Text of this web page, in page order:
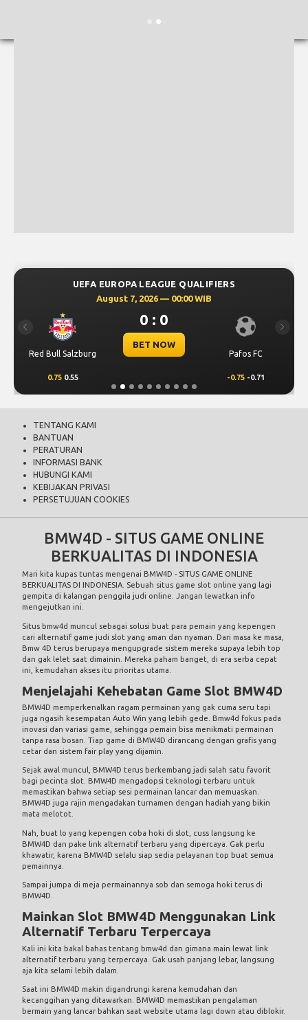
UEFA EUROPA LEAGUE QUALIFIERS
August 7, 2026 — 00:00 WIB
Red Bull Salzburg
0 : 0
BET NOW
Pafos FC
0.75 0.55 -0.75 -0.71
Previous Next
TENTANG KAMI
BANTUAN
PERATURAN
INFORMASI BANK
HUBUNGI KAMI
KEBIJAKAN PRIVASI
PERSETUJUAN COOKIES
BMW4D - SITUS GAME ONLINE
BERKUALITAS DI INDONESIA
Mari kita kupas tuntas mengenai BMW4D - SITUS GAME ONLINE
BERKUALITAS DI INDONESIA. Sebuah situs game slot online yang lagi
gempita di kalangan penggila judi online. Jangan lewatkan info
mengejutkan ini.
Situs bmw4d muncul sebagai solusi buat para pemain yang kepengen
cari alternatif game judi slot yang aman dan nyaman. Dari masa ke masa,
Bmw 4D terus berupaya mengupgrade sistem mereka supaya lebih top
dan gak lelet saat dimainin. Mereka paham banget, di era serba cepat
ini, kemudahan akses itu prioritas utama.
Menjelajahi Kehebatan Game Slot BMW4D
BMW4D memperkenalkan ragam permainan yang gak cuma seru tapi
juga ngasih kesempatan Auto Win yang lebih gede.
Bmw4d fokus pada
inovasi dan variasi game, sehingga pemain bisa menikmati permainan
tanpa rasa bosan. Tiap game di BMW4D dirancang dengan grafis yang
cetar dan sistem fair play yang dijamin.
Sejak awal muncul, BMW4D terus berkembang jadi salah satu favorit
bagi pecinta slot. BMW4D mengadopsi teknologi terbaru untuk
memastikan bahwa setiap sesi permainan lancar dan memuaskan.
BMW4D juga rajin mengadakan turnamen dengan hadiah yang bikin
mata melotot.
Nah, buat lo yang kepengen coba hoki di slot, cuss langsung ke
BMW4D dan pake link alternatif terbaru yang dipercaya. Gak perlu
khawatir, karena BMW4D selalu siap sedia pelayanan top buat semua
pemainnya.
Sampai jumpa di meja permainannya sob dan semoga hoki terus di
BMW4D.
Mainkan Slot BMW4D Menggunakan Link
Alternatif Terbaru Terpercaya
Kali ini kita bakal bahas tentang bmw4d dan gimana main lewat link
alternatif terbaru yang terpercaya. Gak usah panjang lebar, langsung
aja kita selami lebih dalam.
Saat ini BMW4D makin digandrungi karena kemudahan dan
kecanggihan yang ditawarkan. BMW4D memastikan pengalaman
bermain yang lancar bahkan saat website utama lagi down atau diblokir.